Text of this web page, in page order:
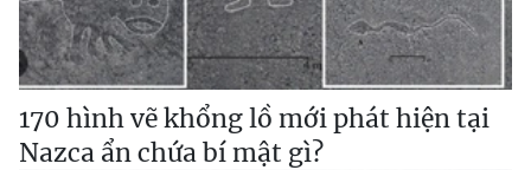
170 hình vẽ khổng lồ mới phát hiện tại
Nazca ẩn chứa bí mật gì?